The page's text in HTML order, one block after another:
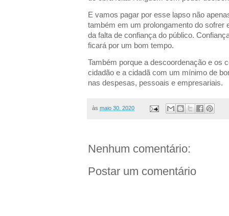
E vamos pagar por esse lapso não
também em um prolongamento do sofrer
da falta de confiança do público.
ficará por um bom tempo.
Também porque a descoordenação e os
cidadão e a cidadã com um mínimo de
nas despesas, pessoais e empresariais.
às maio 30, 2020
Nenhum comentário:
Postar um comentário